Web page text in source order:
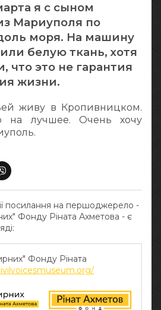
я с сыном
Мариуполя по
моря. На машину
белую ткань, хотя
что это не гарантия
жизни.
живу в Кропивницком.
на лучшее. Очень хочу
посилання на першоджерело -
Фонду Ріната Ахметова - є
Фонду Ріната